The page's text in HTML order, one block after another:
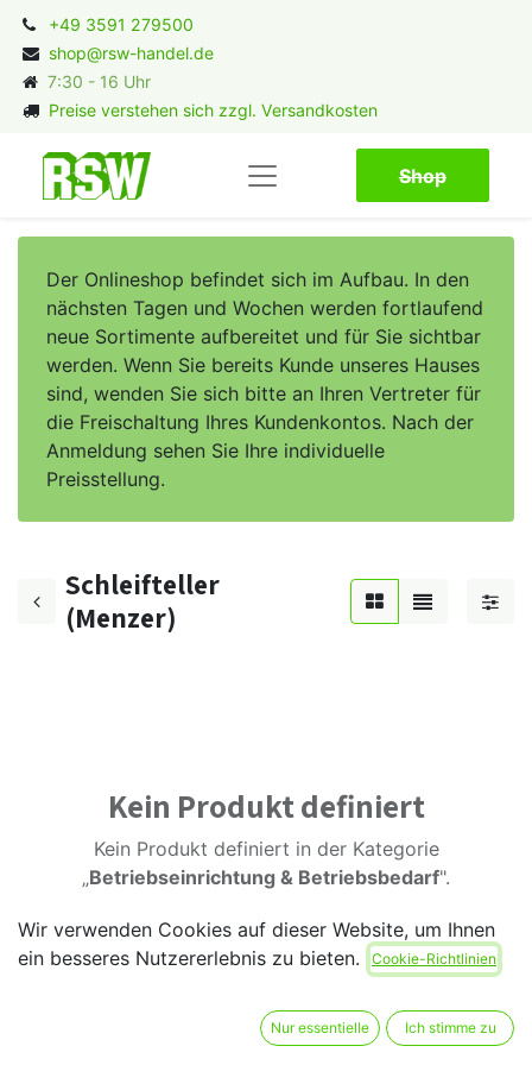
+49 3591 279500
shop@rsw-handel.de
7:30 - 16 Uhr
Preise verstehen sich zzgl. Versandkosten
Shop​​​​
Der Onlineshop befindet sich im Aufbau. In den
nächsten Tagen und Wochen werden fortlaufend
neue Sortimente aufbereitet und für Sie sichtbar
werden. Wenn Sie bereits Kunde unseres Hauses
sind, wenden Sie sich bitte an Ihren Vertreter für
die Freischaltung Ihres Kundenkontos. Nach der
Anmeldung sehen Sie Ihre individuelle
Preisstellung.
Schleifteller
(Menzer)
Kein Produkt definiert
Kein Produkt definiert in der Kategorie
„Betriebseinrichtung & Betriebsbedarf".
Wir verwenden Cookies auf dieser Website, um Ihnen
ein besseres Nutzererlebnis zu bieten.
Cookie-Richtlinien
Nur essentielle Ich stimme zu